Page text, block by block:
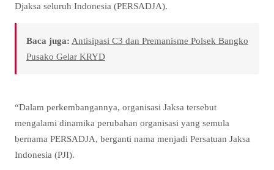
Djaksa seluruh Indonesia (PERSADJA).
Baca juga: Antisipasi C3 dan Premanisme Polsek Bangko
Pusako Gelar KRYD
“Dalam perkembangannya, organisasi Jaksa tersebut
mengalami dinamika perubahan organisasi yang semula
bernama PERSADJA, berganti nama menjadi Persatuan Jaksa
Indonesia (PJI).